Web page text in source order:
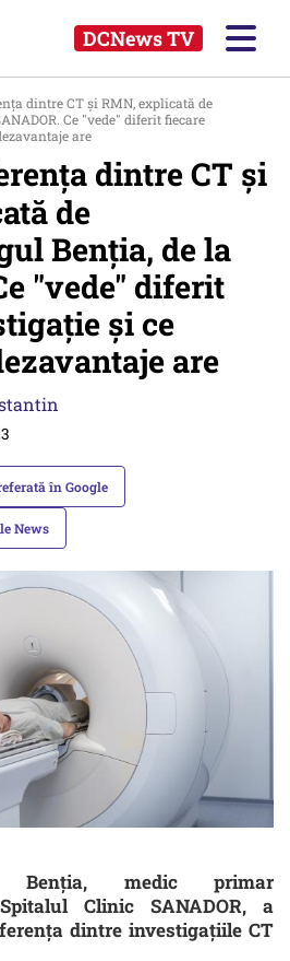
DCNews TV
dintre CT și RMN, explicată de
Ce "vede" diferit fiecare
are
dintre CT și
de
Benția, de la
"vede" diferit
și ce
are
în Google
News
Benția, medic primar
Clinic SANADOR, a
dintre investigațiile CT